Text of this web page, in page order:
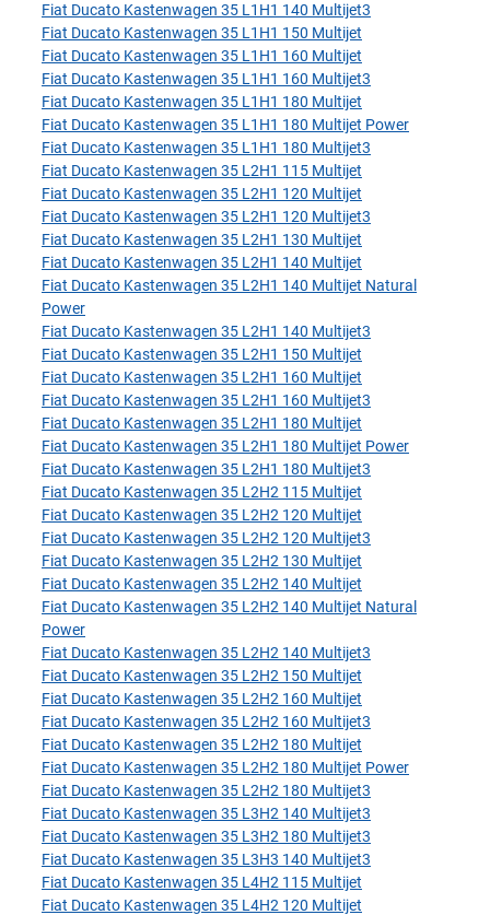
Fiat Ducato Kastenwagen 35 L1H1 140 Multijet3
Fiat Ducato Kastenwagen 35 L1H1 150 Multijet
Fiat Ducato Kastenwagen 35 L1H1 160 Multijet
Fiat Ducato Kastenwagen 35 L1H1 160 Multijet3
Fiat Ducato Kastenwagen 35 L1H1 180 Multijet
Fiat Ducato Kastenwagen 35 L1H1 180 Multijet Power
Fiat Ducato Kastenwagen 35 L1H1 180 Multijet3
Fiat Ducato Kastenwagen 35 L2H1 115 Multijet
Fiat Ducato Kastenwagen 35 L2H1 120 Multijet
Fiat Ducato Kastenwagen 35 L2H1 120 Multijet3
Fiat Ducato Kastenwagen 35 L2H1 130 Multijet
Fiat Ducato Kastenwagen 35 L2H1 140 Multijet
Fiat Ducato Kastenwagen 35 L2H1 140 Multijet Natural
Power
Fiat Ducato Kastenwagen 35 L2H1 140 Multijet3
Fiat Ducato Kastenwagen 35 L2H1 150 Multijet
Fiat Ducato Kastenwagen 35 L2H1 160 Multijet
Fiat Ducato Kastenwagen 35 L2H1 160 Multijet3
Fiat Ducato Kastenwagen 35 L2H1 180 Multijet
Fiat Ducato Kastenwagen 35 L2H1 180 Multijet Power
Fiat Ducato Kastenwagen 35 L2H1 180 Multijet3
Fiat Ducato Kastenwagen 35 L2H2 115 Multijet
Fiat Ducato Kastenwagen 35 L2H2 120 Multijet
Fiat Ducato Kastenwagen 35 L2H2 120 Multijet3
Fiat Ducato Kastenwagen 35 L2H2 130 Multijet
Fiat Ducato Kastenwagen 35 L2H2 140 Multijet
Fiat Ducato Kastenwagen 35 L2H2 140 Multijet Natural
Power
Fiat Ducato Kastenwagen 35 L2H2 140 Multijet3
Fiat Ducato Kastenwagen 35 L2H2 150 Multijet
Fiat Ducato Kastenwagen 35 L2H2 160 Multijet
Fiat Ducato Kastenwagen 35 L2H2 160 Multijet3
Fiat Ducato Kastenwagen 35 L2H2 180 Multijet
Fiat Ducato Kastenwagen 35 L2H2 180 Multijet Power
Fiat Ducato Kastenwagen 35 L2H2 180 Multijet3
Fiat Ducato Kastenwagen 35 L3H2 140 Multijet3
Fiat Ducato Kastenwagen 35 L3H2 180 Multijet3
Fiat Ducato Kastenwagen 35 L3H3 140 Multijet3
Fiat Ducato Kastenwagen 35 L4H2 115 Multijet
Fiat Ducato Kastenwagen 35 L4H2 120 Multijet